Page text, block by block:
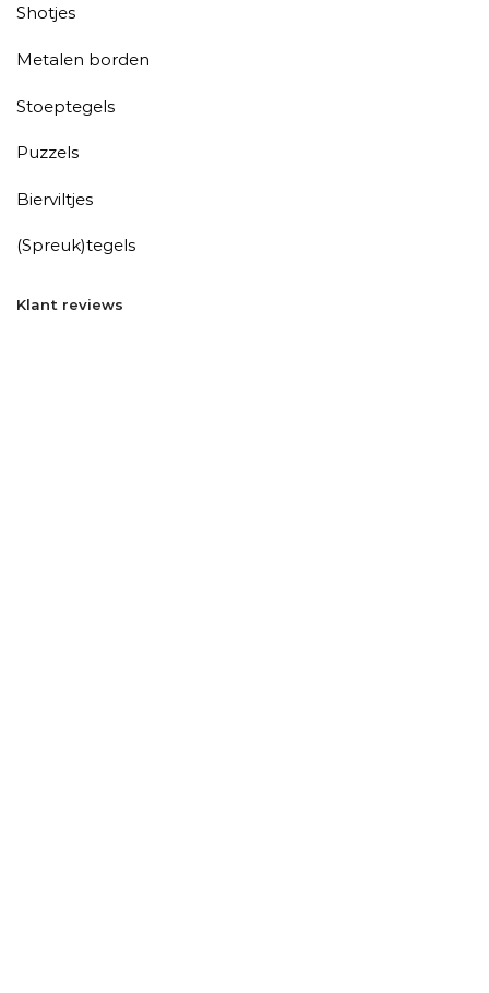
Shotjes
Metalen borden
Stoeptegels
Puzzels
Bierviltjes
(Spreuk)tegels
Klant reviews